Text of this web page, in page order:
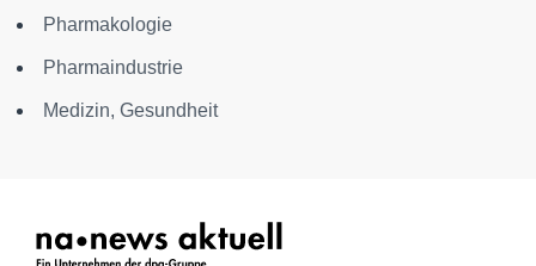
Pharmakologie
Pharmaindustrie
Medizin, Gesundheit